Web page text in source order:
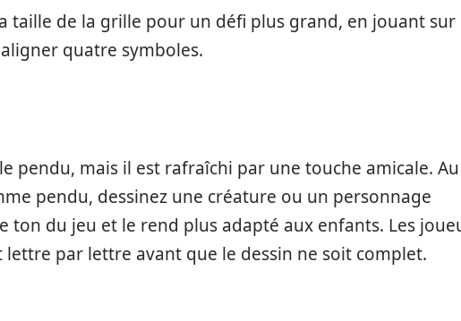
taille de la grille pour un défi plus grand, en jouant sur
quatre symboles.
pendu, mais il est rafraîchi par une touche amicale.
pendu, dessinez une créature ou un personnage
ton du jeu et le rend plus adapté aux enfants. Les
par lettre avant que le dessin ne soit complet.